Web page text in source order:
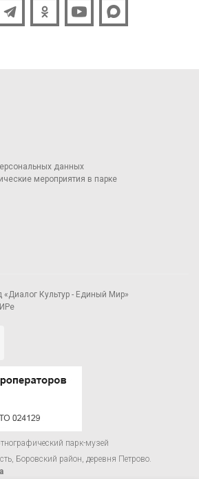
данных
мероприятия в парке
«Диалог Культур - Единый Мир»
парк-музей
Боровский район, деревня Петрово.